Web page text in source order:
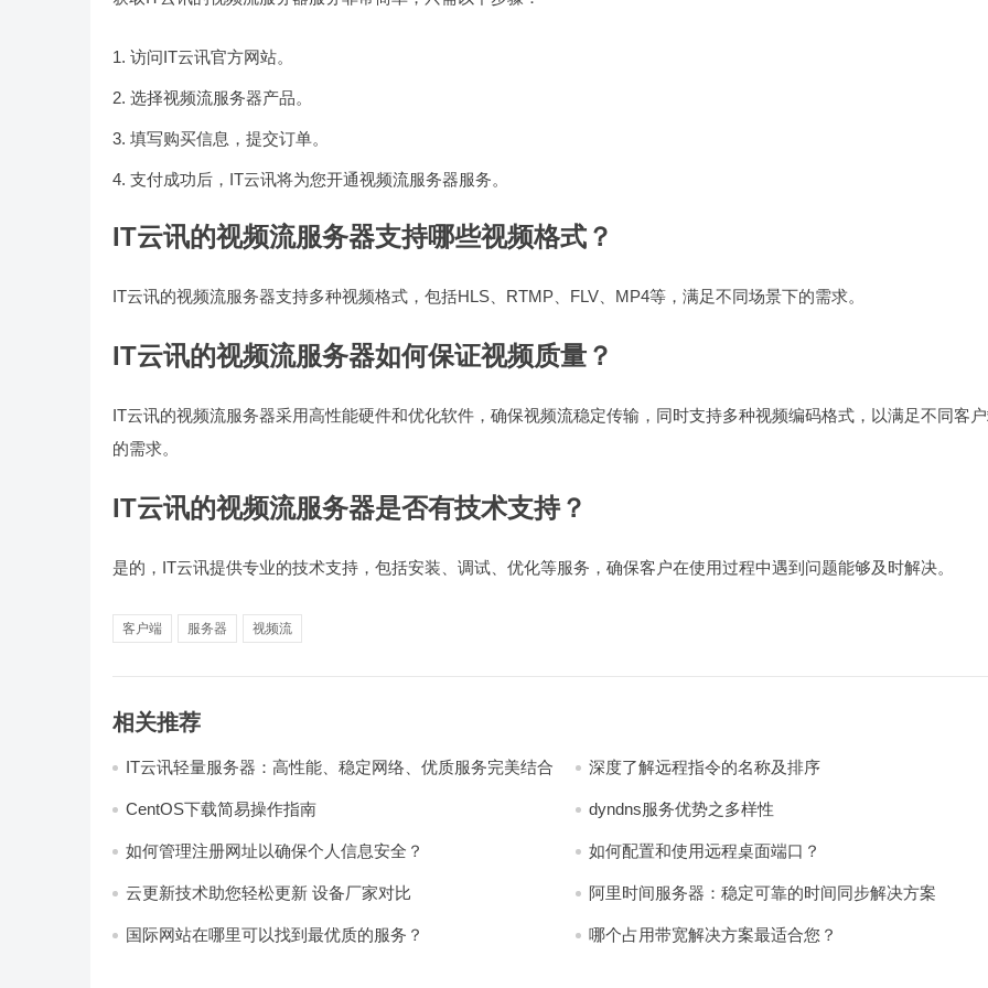
访问IT云讯官方网站。
选择视频流服务器产品。
填写购买信息，提交订单。
支付成功后，IT云讯将为您开通视频流服务器服务。
IT云讯的视频流服务器支持哪些视频格式？
IT云讯的视频流服务器支持多种视频格式，包括HLS、RTMP、FLV、MP4等，满足不同场景下的需求。
IT云讯的视频流服务器如何保证视频质量？
IT云讯的视频流服务器采用高性能硬件和优化软件，确保视频流稳定传输，同时支持多种视频编码格式，以满足不同客
的需求。
IT云讯的视频流服务器是否有技术支持？
是的，IT云讯提供专业的技术支持，包括安装、调试、优化等服务，确保客户在使用过程中遇到问题能够及时解决。
客户端 服务器 视频流
相关推荐
IT云讯轻量服务器：高性能、稳定网络、优质服务完美结合 深度了解远程指令的名称及排序
CentOS下载简易操作指南 dyndns服务优势之多样性
如何管理注册网址以确保个人信息安全？ 如何配置和使用远程桌面端口？
云更新技术助您轻松更新 设备厂家对比 阿里时间服务器：稳定可靠的时间同步解决方案
国际网站在哪里可以找到最优质的服务？ 哪个占用带宽解决方案最适合您？